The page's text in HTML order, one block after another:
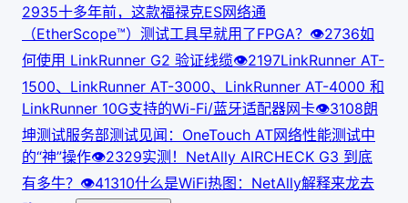
2935十多年前，这款福禄克ES网络通
（EtherScope™）测试工具早就用了FPGA？ 👁2736如
何使用 LinkRunner G2 验证线缆👁2197LinkRunner AT-
1500、LinkRunner AT-3000、LinkRunner AT-4000 和
LinkRunner 10G支持的Wi-Fi/蓝牙适配器网卡👁3108朗
坤测试服务部测试见闻：OneTouch AT网络性能测试中
的“神”操作👁2329实测！NetAlly AIRCHECK G3 到底
有多牛？ 👁41310什么是WiFi热图：NetAlly解释来龙去